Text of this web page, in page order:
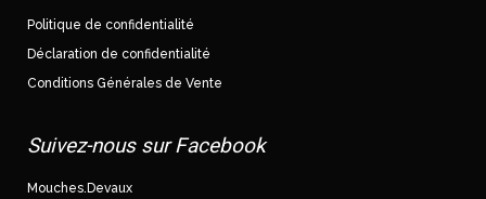
Politique de confidentialité
Déclaration de confidentialité
Conditions Générales de Vente
Suivez-nous sur Facebook
Mouches.Devaux